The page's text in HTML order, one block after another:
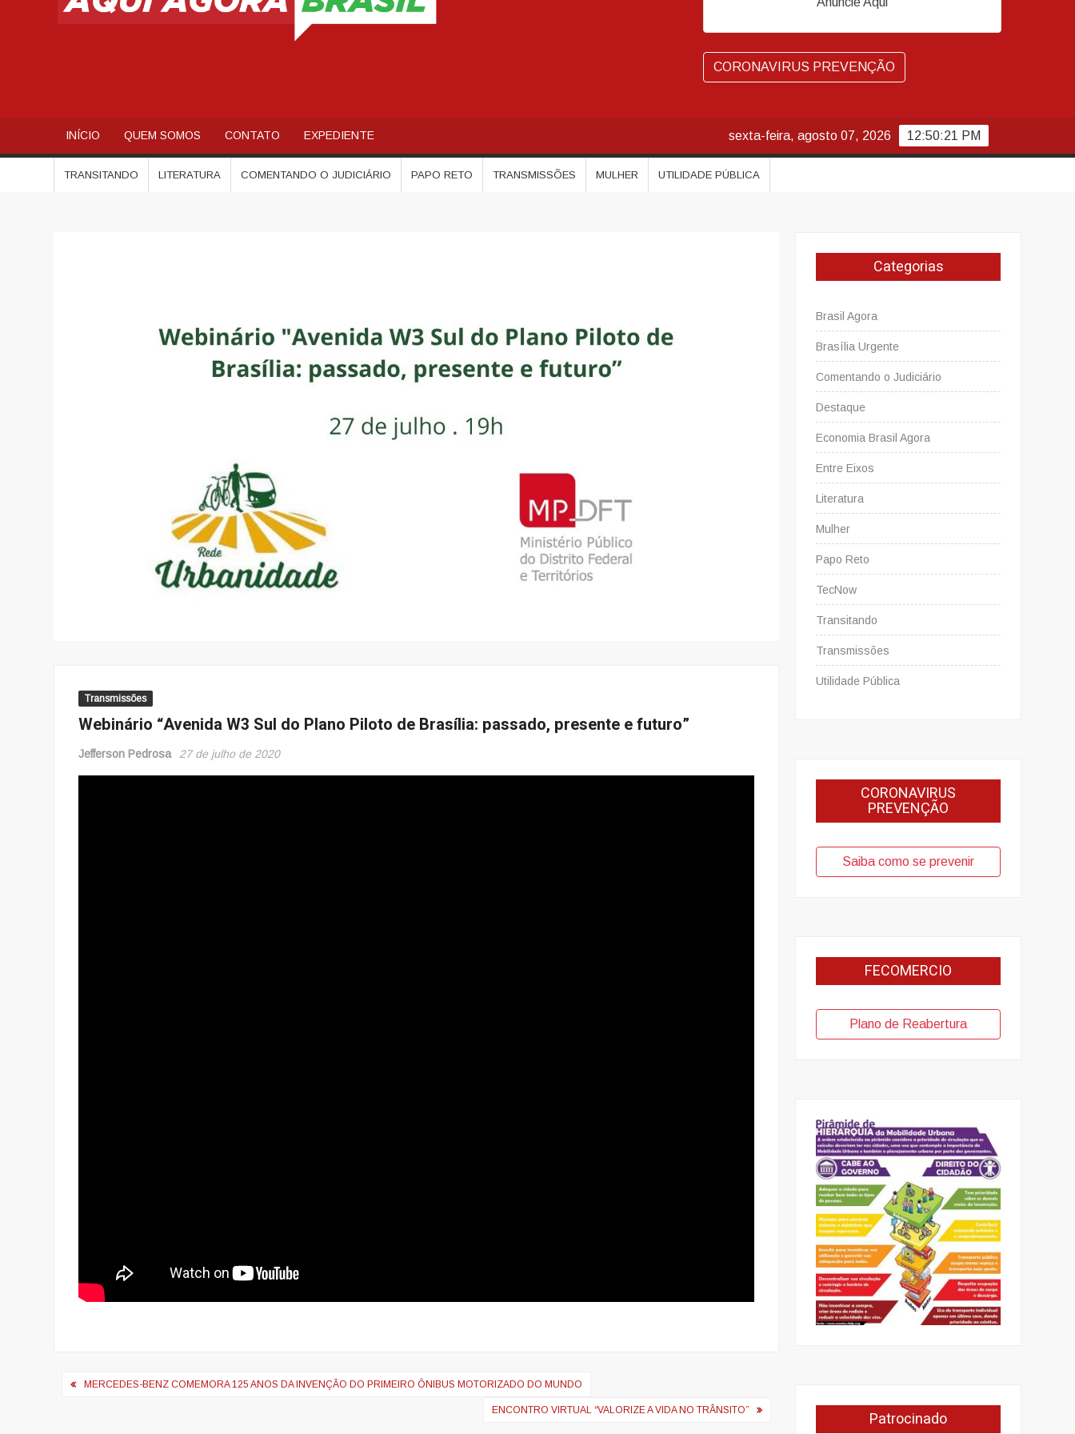
CORONAVIRUS PREVENÇÃO
INÍCIO QUEM SOMOS CONTATO EXPEDIENTE 12:50:22 PM
sexta-feira, agosto 07, 2026
TRANSITANDO LITERATURA COMENTANDO O JUDICIÁRIO PAPO RETO TRANSMISSÕES MULHER UTILIDADE PÚBLICA
Transmissões
Webinário “Avenida W3 Sul do Plano Piloto de Brasília: passado, presente e futuro”
Jefferson Pedrosa 27 de julho de 2020
Navegação
MERCEDES-BENZ COMEMORA 125 ANOS DA INVENÇÃO DO PRIMEIRO ÔNIBUS MOTORIZADO DO MUNDO
ENCONTRO VIRTUAL “VALORIZE A VIDA NO TRÂNSITO”
Categorias
Brasil Agora
Brasília Urgente
Comentando o Judiciário
Destaque
Economia Brasil Agora
Entre Eixos
Literatura
Mulher
Papo Reto
TecNow
Transitando
Transmissões
Utilidade Pública
CORONAVIRUS
PREVENÇÃO
Saiba como se prevenir
FECOMERCIO
Plano de Reabertura
Patrocinado